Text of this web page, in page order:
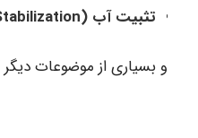
تثبیت آب (Water Stabilization)
و بسیاری از موضوعات